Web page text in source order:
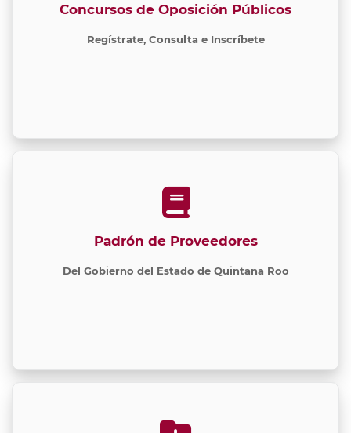
Concursos de Oposición Públicos
Regístrate, Consulta e Inscríbete
Padrón de Proveedores
Del Gobierno del Estado de Quintana Roo